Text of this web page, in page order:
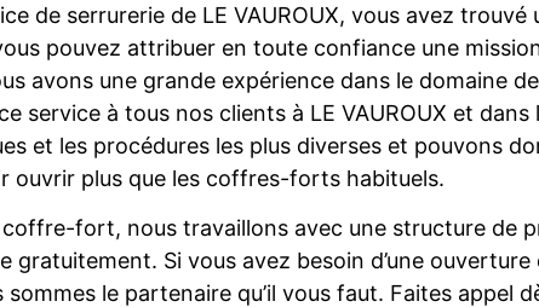
de serrurerie de LE VAUROUX, vous avez trouvé
pouvez attribuer en toute confiance une
avons une grande expérience dans le domaine
service à tous nos clients à LE VAUROUX et dans
et les procédures les plus diverses et pouvons
ouvrir plus que les coffres-forts habituels.
fort, nous travaillons avec une structure de
gratuitement. Si vous avez besoin d’une
sommes le partenaire qu’il vous faut. Faites appel